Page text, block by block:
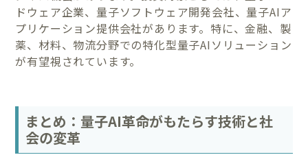
ドウェア企業、量子ソフトウェア開発会社、量子AIア
プリケーション提供会社があります。特に、金融、製
薬、材料、物流分野での特化型量子AIソリューション
が有望視されています。
まとめ：量子AI革命がもたらす技術と社
会の変革